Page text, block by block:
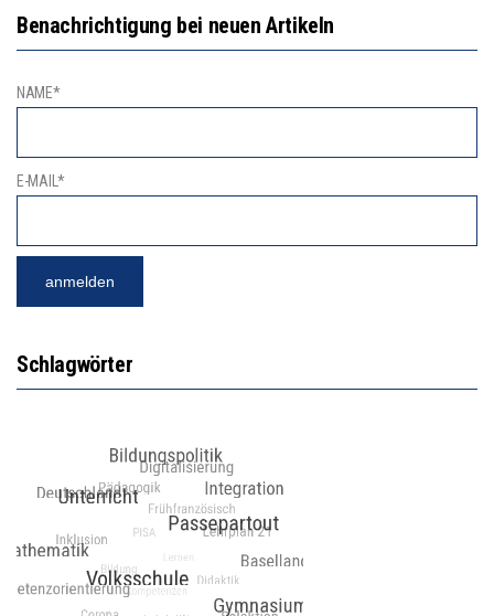
Benachrichtigung bei neuen Artikeln
NAME*
E-MAIL*
Schlagwörter